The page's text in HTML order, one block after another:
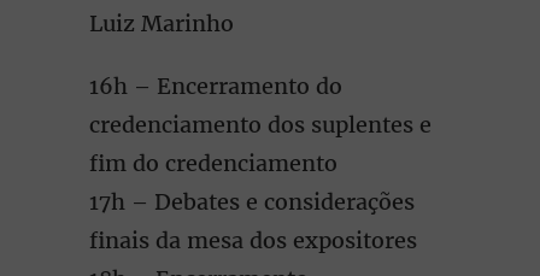
Luiz Marinho
16h – Encerramento do
credenciamento dos suplentes e
fim do credenciamento
17h – Debates e considerações
finais da mesa dos expositores